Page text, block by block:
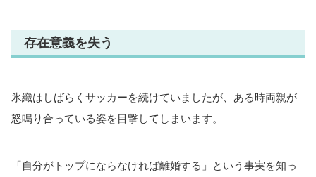
存在意義を失う
氷織はしばらくサッカーを続けていましたが、ある時両親が
怒鳴り合っている姿を目撃してしまいます。
「自分がトップにならなければ離婚する」という事実を知っ